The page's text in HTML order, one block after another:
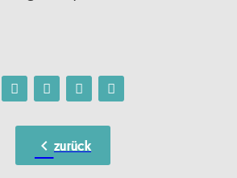
chevron_left zurück